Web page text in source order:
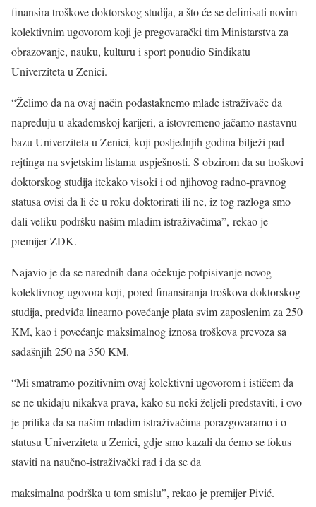
finansira troškove doktorskog studija, a što će se definisati novim
kolektivnim ugovorom koji je pregovarački tim Ministarstva za
obrazovanje, nauku, kulturu i sport ponudio Sindikatu
Univerziteta u Zenici.
“Želimo da na ovaj način podastaknemo mlade istraživače da
napreduju u akademskoj karijeri, a istovremeno jačamo nastavnu
bazu Univerziteta u Zenici, koji posljednjih godina bilježi pad
rejtinga na svjetskim listama uspješnosti. S obzirom da su troškovi
doktorskog studija itekako visoki i od njihovog radno-pravnog
statusa ovisi da li će u roku doktorirati ili ne, iz tog razloga smo
dali veliku podršku našim mladim istraživačima”, rekao je
premijer ZDK.
Najavio je da se narednih dana očekuje potpisivanje novog
kolektivnog ugovora koji, pored finansiranja troškova doktorskog
studija, predviđa linearno povećanje plata svim zaposlenim za 250
KM, kao i povećanje maksimalnog iznosa troškova prevoza sa
sadašnjih 250 na 350 KM.
“Mi smatramo pozitivnim ovaj kolektivni ugovorom i ističem da
se ne ukidaju nikakva prava, kako su neki željeli predstaviti, i ovo
je prilika da sa našim mladim istraživačima porazgovaramo i o
statusu Univerziteta u Zenici, gdje smo kazali da ćemo se fokus
staviti na naučno-istraživački rad i da se da
maksimalna podrška u tom smislu”, rekao je premijer Pivić.